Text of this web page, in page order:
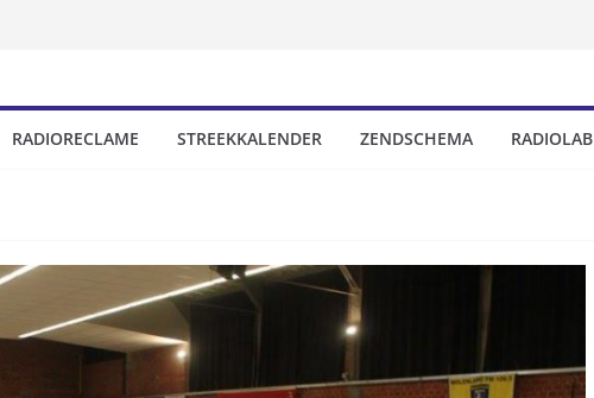
RADIORECLAME STREEKKALENDER ZENDSCHEMA RADIOLAB